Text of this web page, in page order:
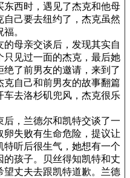
西时，遇见了杰克和他母
自己要去纽约了，杰克虽然
。
母亲交谈后，发现其实自
只见过一面的杰克，最后她
绝了前男友的邀请，来到了
克自己和前男友的故事翻篇
车去洛杉矶兜风，杰克很乐
，兰德尔和凯特交谈了一
卵失败有生命危险，提议让
特听后很生气，她想有一个
的孩子。贝丝得知凯特和丈
望丈夫去跟凯特道歉。兰德